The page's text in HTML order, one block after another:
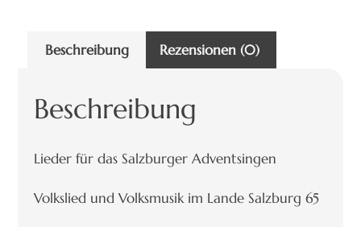
Beschreibung Rezensionen (0)
Beschreibung
Lieder für das Salzburger Adventsingen
Volkslied und Volksmusik im Lande Salzburg 65